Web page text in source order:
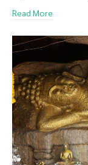
Read More